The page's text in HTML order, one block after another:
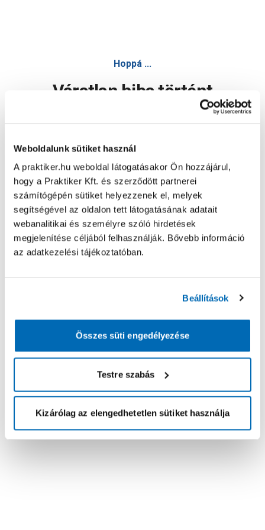
Weboldalunk sütiket használ
A praktiker.hu weboldal látogatásakor Ön hozzájárul,
hogy a Praktiker Kft. és szerződött partnerei
számítógépén sütiket helyezzenek el, melyek
segítségével az oldalon tett látogatásának adatait
webanalitikai és személyre szóló hirdetések
megjelenítése céljából felhasználják. Bővebb információ
az adatkezelési tájékoztatóban.
Beállítások
Összes süti engedélyezése
Testre szabás
Kizárólag az elengedhetetlen sütiket használja
Hoppá ...
Váratlan hiba történt
Oldal újratöltése